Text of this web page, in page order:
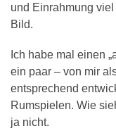
und Einrahmung
Bild.
Ich habe mal einen
ein paar – von mir
entsprechend
Rumspielen. Wie
ja nicht.